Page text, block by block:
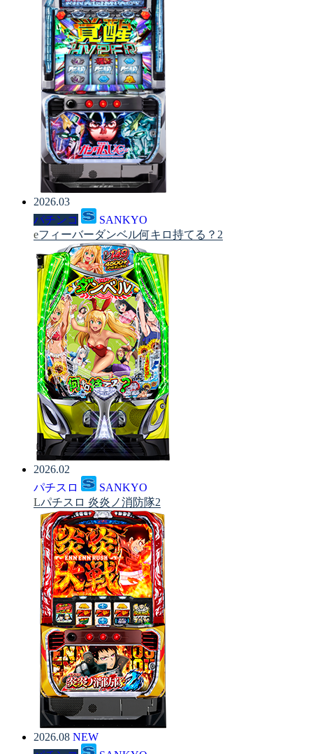
2026.03
パチンコ
SANKYO
eフィーバーダンベル何キロ持てる？2
2026.02
パチスロ
SANKYO
Lパチスロ 炎炎ノ消防隊2
2026.08 NEW